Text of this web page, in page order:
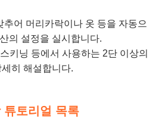
추어 머리카락이나 옷 등을 자동으
의 설정을 실시합니다.
키닝 등에서 사용하는 2단 이상의
히 해설합니다.
튜토리얼 목록